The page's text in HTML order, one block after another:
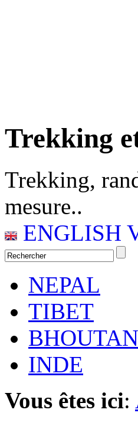
Trekking
Trekking,
mesure..
ENGLISH
NEPAL
TIBET
BHOUTAN
INDE
Vous êtes ici: